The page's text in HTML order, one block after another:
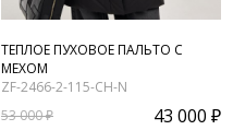
ТЕПЛОЕ ПУХОВОЕ ПАЛЬТО С
МЕХОМ
ZF-2466-2-115-CH-N
53 000 ₽
43 000 ₽